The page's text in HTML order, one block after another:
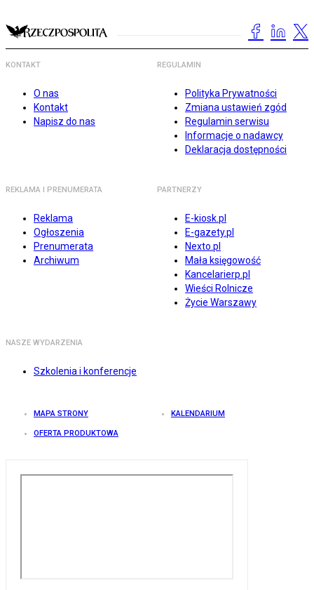
KONTAKT
O nas
Kontakt
Napisz do nas
REGULAMIN
Polityka Prywatności
Zmiana ustawień zgód
Regulamin serwisu
Informacje o nadawcy
Deklaracja dostępności
REKLAMA I PRENUMERATA
Reklama
Ogłoszenia
Prenumerata
Archiwum
PARTNERZY
E-kiosk.pl
E-gazety.pl
Nexto.pl
Mała księgowość
Kancelarierp.pl
Wieści Rolnicze
Życie Warszawy
NASZE WYDARZENIA
Szkolenia i konferencje
MAPA STRONY KALENDARIUM
OFERTA PRODUKTOWA